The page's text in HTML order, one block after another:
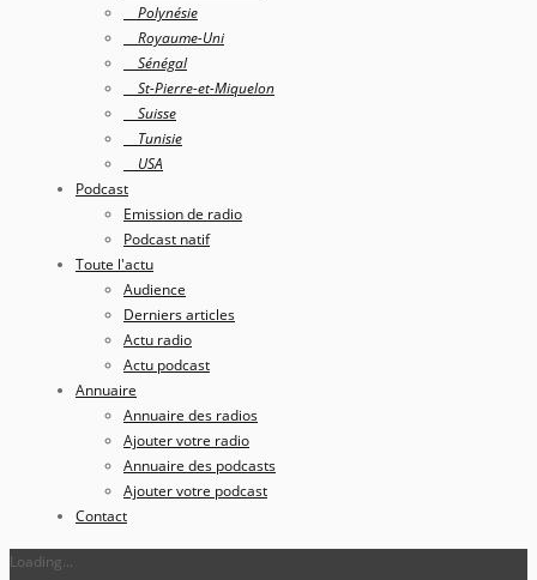
Polynésie
Royaume-Uni
Sénégal
St-Pierre-et-Miquelon
Suisse
Tunisie
USA
Podcast
Emission de radio
Podcast natif
Toute l'actu
Audience
Derniers articles
Actu radio
Actu podcast
Annuaire
Annuaire des radios
Ajouter votre radio
Annuaire des podcasts
Ajouter votre podcast
Contact
Loading...